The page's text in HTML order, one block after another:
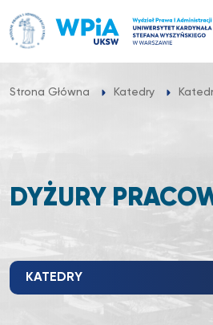
do
treści
Strona Główna Katedry
DYŻURY
KATEDRY